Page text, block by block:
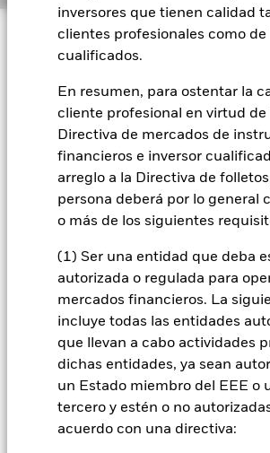
inversores que tienen calidad
clientes profesionales como de
cualificados.
En resumen, para ostentar la
cliente profesional en virtud de
Directiva de mercados de
financieros e inversor
arreglo a la Directiva de
persona deberá por lo general
o más de los siguientes
(1) Ser una entidad que deba
autorizada o regulada para
mercados financieros. La
incluye todas las entidades
que llevan a cabo actividades
dichas entidades, ya sean
un Estado miembro del EEE o
tercero y estén o no
acuerdo con una directiva:
iShares
Nuestra compañía
Filosofía de inversión
El Fondo tiene por objetivo maximizar la
capital y rendimientos de los activos del
de forma coherente con los principios
sociales y de gobierno corporativo (ESG)
inversión. El Fondo invierte al menos el 70
totales en valores de renta variable (como
empresas de todo el mundo cuya
principal incluya la investigación, el
o la distribución de tecnologías utilizadas
que generan ingresos a través de la
tecnologías en el sector de los servicios
intentan competir con los métodos
explotación y distribución de productos y
financieros. En condiciones normales del
invertirá en una cartera de valores de
empresas de elevada, mediana y
bursátil (la capitalización bursátil se
cotización bursátil de la empresa por el
emitidas) que participan en alguna de las